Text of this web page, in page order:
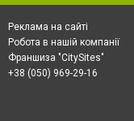
Реклама на сайті
Робота в нашій компанії
Франшиза "CitySites"
+38 (050) 969-29-16